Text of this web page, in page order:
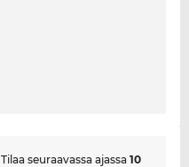
Tilaa seuraavassa ajassa10